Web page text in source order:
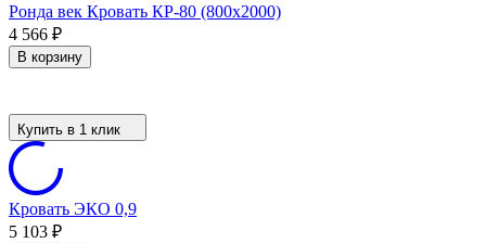
Ронда век Кровать КР-80 (800х2000)
4 566 ₽
В корзину
Купить в 1 клик
Кровать ЭКО 0,9
5 103 ₽